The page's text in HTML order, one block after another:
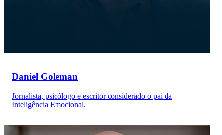
Daniel Goleman
Jornalista, psicólogo e escritor considerado o pai da
Inteligência Emocional.